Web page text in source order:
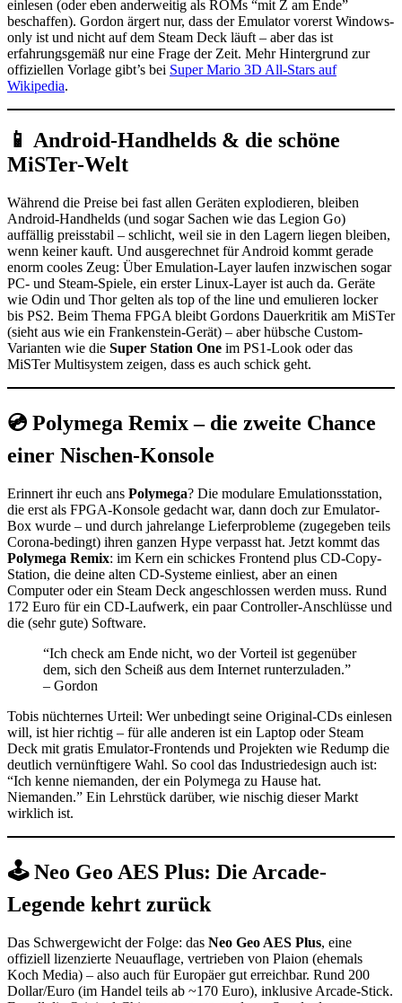
einlesen (oder eben anderweitig als ROMs “mit Z am Ende”
beschaffen). Gordon ärgert nur, dass der Emulator vorerst Windows-
only ist und nicht auf dem Steam Deck läuft – aber das ist
erfahrungsgemäß nur eine Frage der Zeit. Mehr Hintergrund zur
offiziellen Vorlage gibt’s bei Super Mario 3D All-Stars auf
Wikipedia.
📱 Android-Handhelds & die schöne
MiSTer-Welt
Während die Preise bei fast allen Geräten explodieren, bleiben
Android-Handhelds (und sogar Sachen wie das Legion Go)
auffällig preisstabil – schlicht, weil sie in den Lagern liegen bleiben,
wenn keiner kauft. Und ausgerechnet für Android kommt gerade
enorm cooles Zeug: Über Emulation-Layer laufen inzwischen sogar
PC- und Steam-Spiele, ein erster Linux-Layer ist auch da. Geräte
wie Odin und Thor gelten als top of the line und emulieren locker
bis PS2. Beim Thema FPGA bleibt Gordons Dauerkritik am MiSTer
(sieht aus wie ein Frankenstein-Gerät) – aber hübsche Custom-
Varianten wie die Super Station One im PS1-Look oder das
MiSTer Multisystem zeigen, dass es auch schick geht.
💿 Polymega Remix – die zweite Chance
einer Nischen-Konsole
Erinnert ihr euch ans Polymega? Die modulare Emulationsstation,
die erst als FPGA-Konsole gedacht war, dann doch zur Emulator-
Box wurde – und durch jahrelange Lieferprobleme (zugegeben teils
Corona-bedingt) ihren ganzen Hype verpasst hat. Jetzt kommt das
Polymega Remix: im Kern ein schickes Frontend plus CD-Copy-
Station, die deine alten CD-Systeme einliest, aber an einen
Computer oder ein Steam Deck angeschlossen werden muss. Rund
172 Euro für ein CD-Laufwerk, ein paar Controller-Anschlüsse und
die (sehr gute) Software.
“Ich check am Ende nicht, wo der Vorteil ist gegenüber
dem, sich den Scheiß aus dem Internet runterzuladen.”
– Gordon
Tobis nüchternes Urteil: Wer unbedingt seine Original-CDs einlesen
will, ist hier richtig – für alle anderen ist ein Laptop oder Steam
Deck mit gratis Emulator-Frontends und Projekten wie Redump die
deutlich vernünftigere Wahl. So cool das Industriedesign auch ist:
“Ich kenne niemanden, der ein Polymega zu Hause hat.
Niemanden.” Ein Lehrstück darüber, wie nischig dieser Markt
wirklich ist.
🕹️ Neo Geo AES Plus: Die Arcade-
Legende kehrt zurück
Das Schwergewicht der Folge: das Neo Geo AES Plus, eine
offiziell lizenzierte Neuauflage, vertrieben von Plaion (ehemals
Koch Media) – also auch für Europäer gut erreichbar. Rund 200
Dollar/Euro (im Handel teils ab ~170 Euro), inklusive Arcade-Stick.